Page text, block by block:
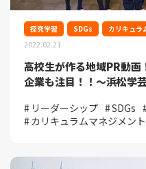
探究学習 SDGs カリキュラ
2022.02.21
高校生が作る地域PR動
企業も注目！！～浜松学
リーダーシップ SDGs
カリキュラムマネジメント